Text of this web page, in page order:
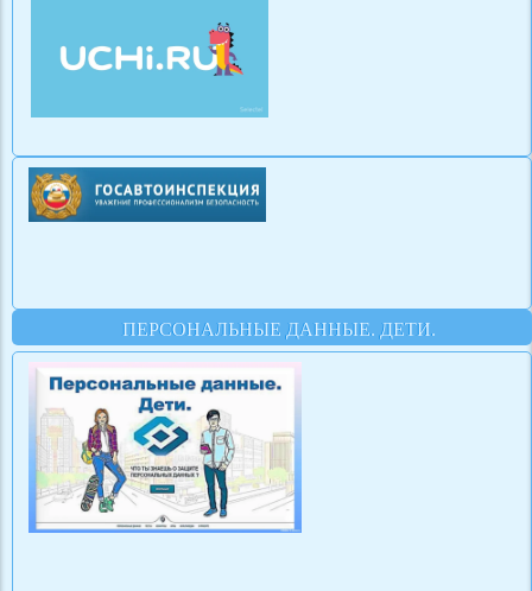
ПЕРСОНАЛЬНЫЕ ДАННЫЕ. ДЕТИ.